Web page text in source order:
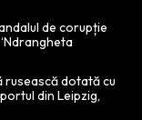
de corupție
dotată cu
din Leipzig,